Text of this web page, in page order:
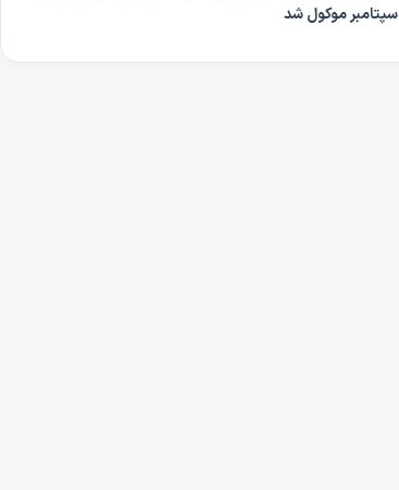
سپتامبر موکول شد